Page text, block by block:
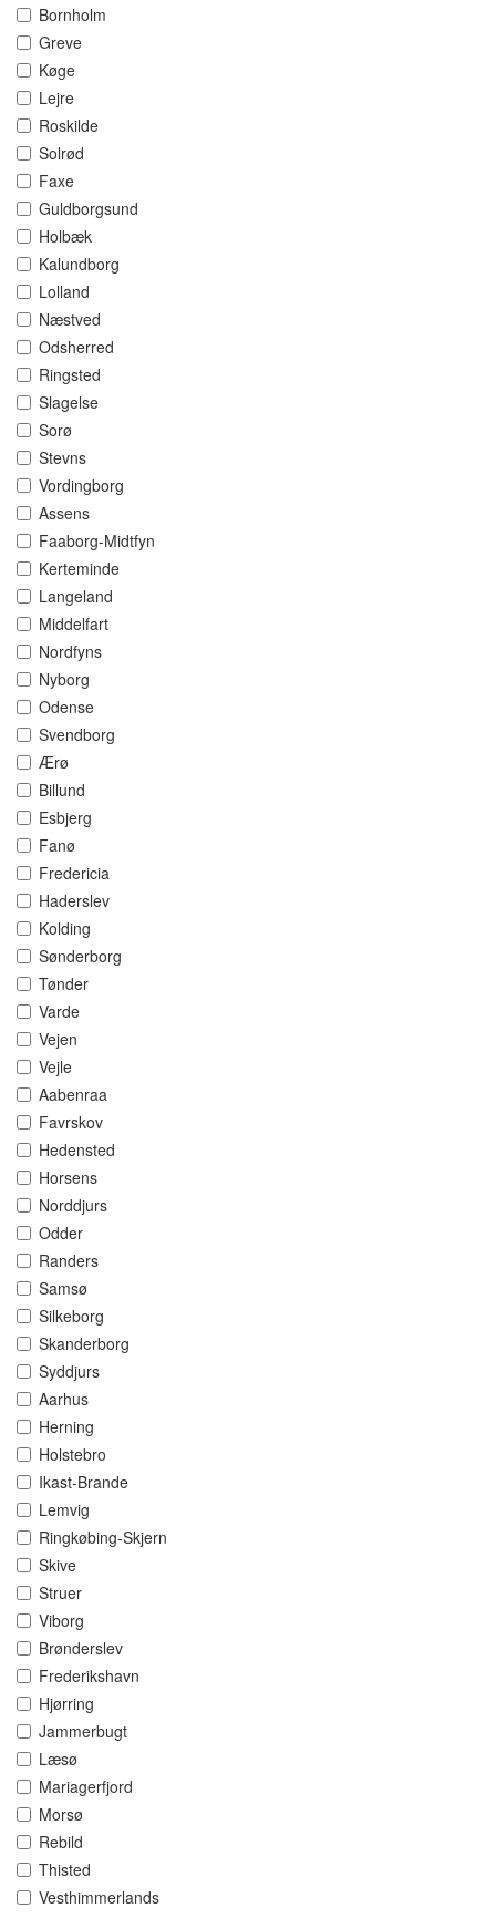
Bornholm
Greve
Køge
Lejre
Roskilde
Solrød
Faxe
Guldborgsund
Holbæk
Kalundborg
Lolland
Næstved
Odsherred
Ringsted
Slagelse
Sorø
Stevns
Vordingborg
Assens
Faaborg-Midtfyn
Kerteminde
Langeland
Middelfart
Nordfyns
Nyborg
Odense
Svendborg
Ærø
Billund
Esbjerg
Fanø
Fredericia
Haderslev
Kolding
Sønderborg
Tønder
Varde
Vejen
Vejle
Aabenraa
Favrskov
Hedensted
Horsens
Norddjurs
Odder
Randers
Samsø
Silkeborg
Skanderborg
Syddjurs
Aarhus
Herning
Holstebro
Ikast-Brande
Lemvig
Ringkøbing-Skjern
Skive
Struer
Viborg
Brønderslev
Frederikshavn
Hjørring
Jammerbugt
Læsø
Mariagerfjord
Morsø
Rebild
Thisted
Vesthimmerlands